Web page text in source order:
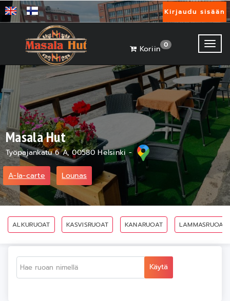
Kirjaudu sisään
Koriin0
Masala Hut
Työpajankatu 6 A, 00580 Helsinki -
A-la-carte Lounas
ALKURUOAT KASVISRUOAT KANARUOAT LAMMASRUOAT
Käytä